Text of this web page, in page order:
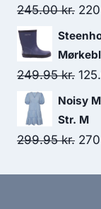
245.00kr.
249.95kr.
was:
Noisy
Str. M
299.95kr.